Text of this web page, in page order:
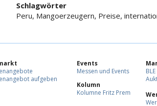
Schlagwörter
Peru, Mangoerzeugern, Preise,
aufgeben
Events
Messen und Events
Kolumn
Kolumne Fritz Prem